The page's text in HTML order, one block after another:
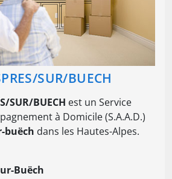
SUR/BUECH
SUR/BUECH est un Service
à Domicile (S.A.A.D.)
buëch dans les Hautes-Alpes.
Buëch